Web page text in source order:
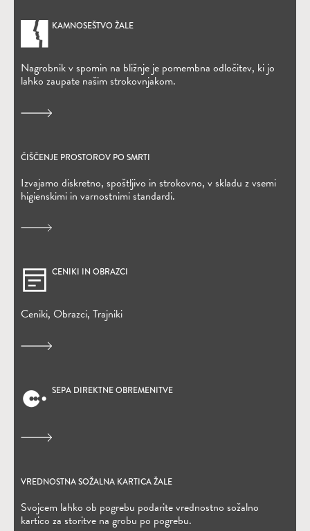
KAMNOSEŠTVO ŽALE
Nagrobnik v spomin na bližnje je pomembna odločitev, ki jo
lahko zaupate našim strokovnjakom.
ČIŠČENJE PROSTOROV PO SMRTI
Izvajamo diskretno, spoštljivo in strokovno, v skladu z vsemi
higienskimi in varnostnimi standardi.
CENIKI IN OBRAZCI
Ceniki, Obrazci, Trajniki
SEPA DIREKTNE OBREMENITVE
(Odpre se v novem oknu)
VREDNOSTNA SOŽALNA KARTICA ŽALE
Svojcem lahko ob pogrebu podarite vrednostno sožalno
kartico za storitve na grobu po pogrebu.
(Odpre se v novem oknu)